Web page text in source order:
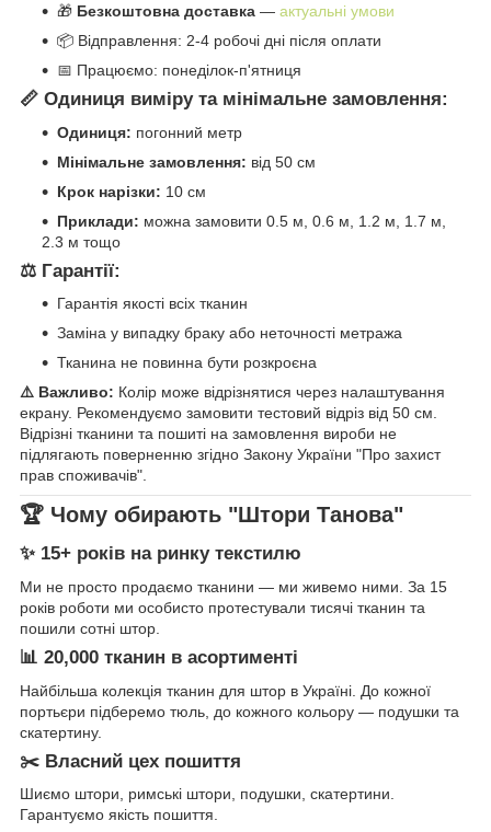
🎁 Безкоштовна доставка — актуальні умови
📦 Відправлення: 2-4 робочі дні після оплати
📅 Працюємо: понеділок-п'ятниця
📏 Одиниця виміру та мінімальне замовлення:
Одиниця: погонний метр
Мінімальне замовлення: від 50 см
Крок нарізки: 10 см
Приклади: можна замовити 0.5 м, 0.6 м, 1.2 м, 1.7 м,
2.3 м тощо
⚖️ Гарантії:
Гарантія якості всіх тканин
Заміна у випадку браку або неточності метража
Тканина не повинна бути розкроєна
⚠️ Важливо: Колір може відрізнятися через налаштування
екрану. Рекомендуємо замовити тестовий відріз від 50 см.
Відрізні тканини та пошиті на замовлення вироби не
підлягають поверненню згідно Закону України "Про захист
прав споживачів".
🏆 Чому обирають "Штори Танова"
✨ 15+ років на ринку текстилю
Ми не просто продаємо тканини — ми живемо ними. За 15
років роботи ми особисто протестували тисячі тканин та
пошили сотні штор.
📊 20,000 тканин в асортименті
Найбільша колекція тканин для штор в Україні. До кожної
портьєри підберемо тюль, до кожного кольору — подушки та
скатертину.
✂️ Власний цех пошиття
Шиємо штори, римські штори, подушки, скатертини.
Гарантуємо якість пошиття.